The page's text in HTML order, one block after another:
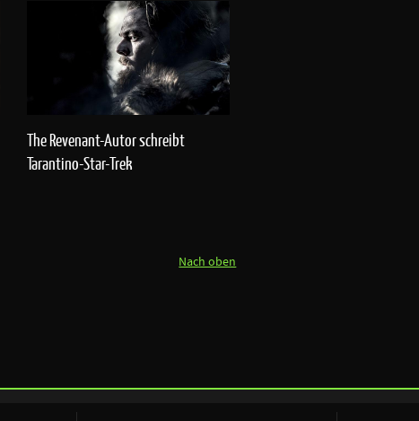
The Revenant-Autor schreibt
Tarantino-Star-Trek
Nach oben